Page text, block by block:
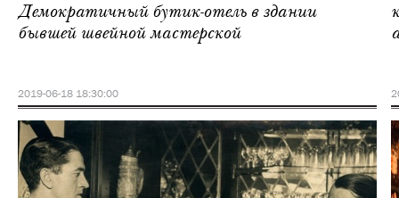
Демократичный бутик-отель в здании
бывшей швейной мастерской
2019-06-18 18:30:00